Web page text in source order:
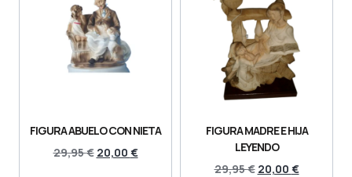
FIGURA ABUELO CON NIETA
29,95€ 20,00 €
FIGURA MADRE E HIJA
LEYENDO
29,95€ 20,00 €